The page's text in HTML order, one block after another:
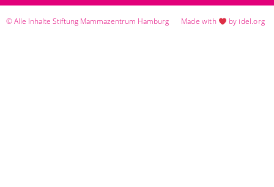
© Alle Inhalte Stiftung Mammazentrum Hamburg Made with by idel.org